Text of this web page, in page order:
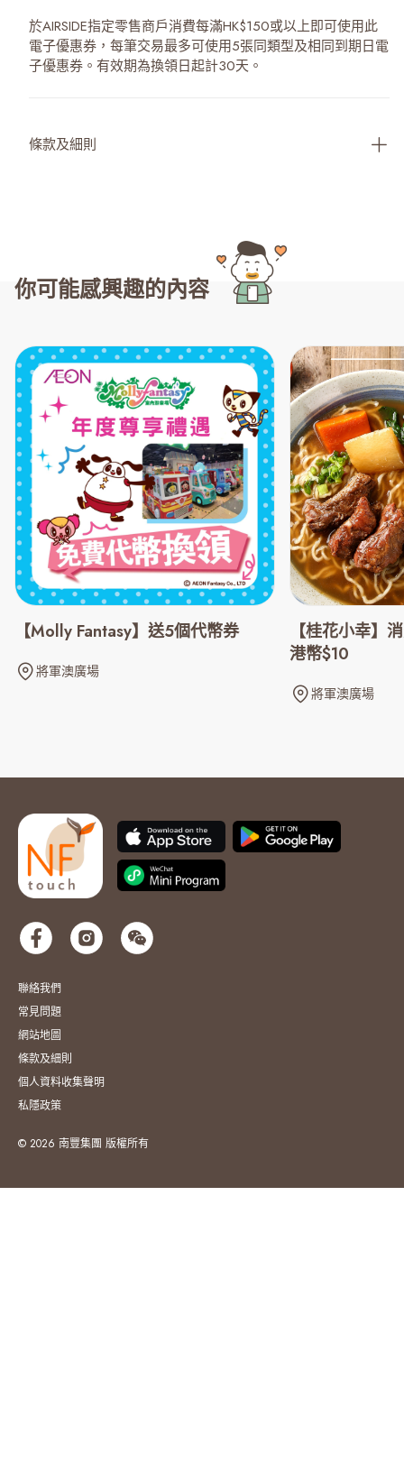
於AIRSIDE指定零售商戶消費每滿HK$150或以上即可使用此
電子優惠券，每筆交易最多可使用5張同類型及相同到期日電
子優惠券。有效期為換領日起計30天。
條款及細則
你可能感興趣的內容
【Molly Fantasy】送5個代幣券
將軍澳廣場
【桂花小幸】
港幣$10
將軍澳廣場
聯絡我們
常見問題
網站地圖
條款及細則
個人資料收集聲明
私隱政策
© 2026 南豐集團 版權所有